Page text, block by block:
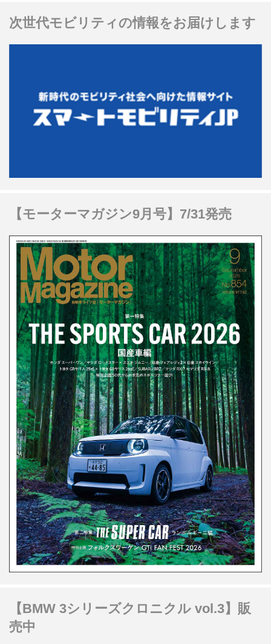
次世代モビリティの情報をお届けします
【モーターマガジン9月号】7/31発売
【BMW 3シリーズクロニクル vol.3】販
売中